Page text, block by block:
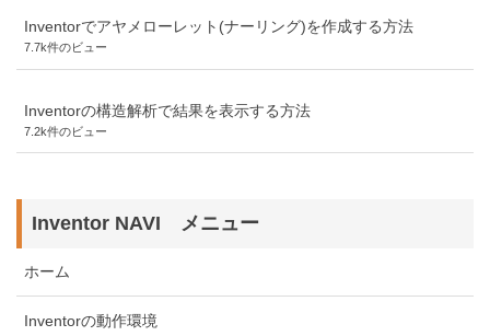
Inventorでアヤメローレット(ナーリング)を作成する方法
7.7k件のビュー
Inventorの構造解析で結果を表示する方法
7.2k件のビュー
Inventor NAVI メニュー
ホーム
Inventorの動作環境